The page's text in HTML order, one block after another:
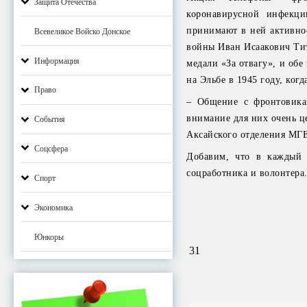
Защита Отечества
Всевеликое Войско Донское
Информация
Право
События
Соцсфера
Спорт
Экономика
Юнкоры
коронавирусной
принимают в ней
войны Иван Исаакович
медали «За отвагу», и
на Эльбе в 1945 году,
– Общение с
внимание для них очень
Аксайского отделения
Добавим, что в каждый
соцработника и волонтера.
31